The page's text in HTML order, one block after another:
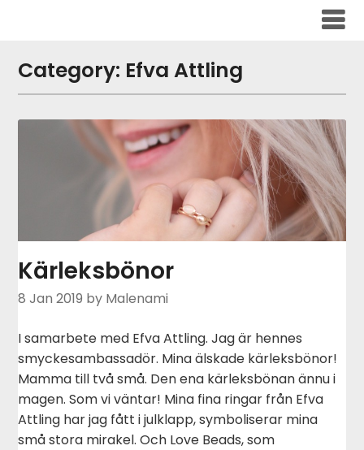
Category: Efva Attling
Kärleksbönor
8 Jan 2019 by Malenami
I samarbete med Efva Attling. Jag är hennes
smyckesambassadör. Mina älskade kärleksbönor!
Mamma till två små. Den ena kärleksbönan ännu i
magen. Som vi väntar! Mina fina ringar från Efva
Attling har jag fått i julklapp, symboliserar mina
små stora mirakel. Och Love Beads, som